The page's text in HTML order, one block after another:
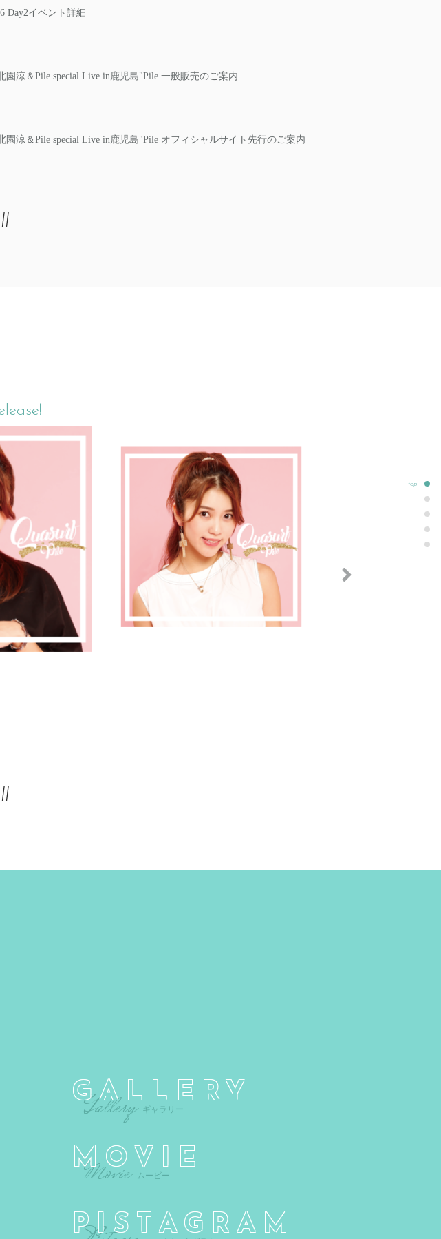
Day2イベント詳細
園涼＆Pile special Live in鹿児島"Pile 一般販売のご案内
園涼＆Pile special Live in鹿児島"Pile オフィシャルサイト先行のご案内
GALLERY
MOVIE
PISTAGRAM
top